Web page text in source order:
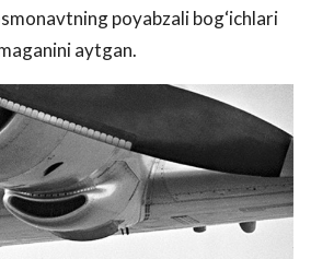
poyabzali bog‘ichlari
aytgan.